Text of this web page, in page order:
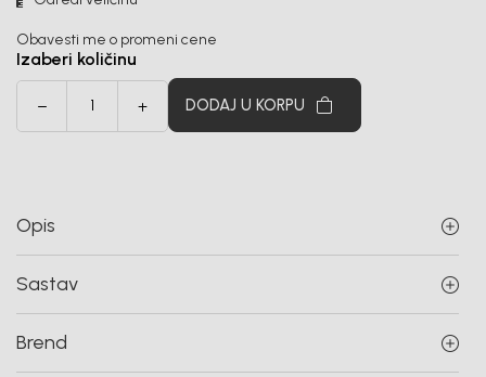
Obavesti me o promeni cene
Izaberi količinu
DODAJ U KORPU
Opis
Sastav
Brend